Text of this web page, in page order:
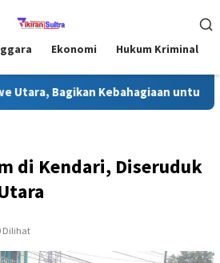
Ekonomi Hukum Kriminal
Bagikan Kebahagiaan untuk
di Kendari, Diseruduk
Dilihat